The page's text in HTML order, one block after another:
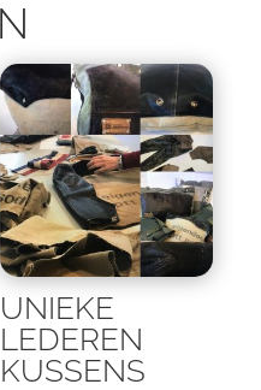
UNIEKE
LEDEREN
KUSSENS